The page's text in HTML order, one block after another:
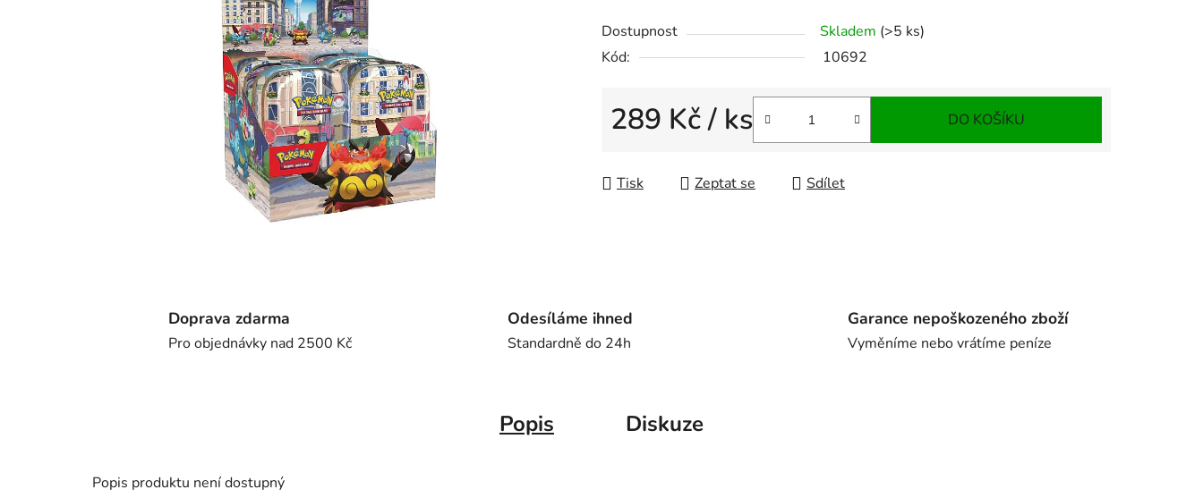
produktu
je
Dostupnost Skladem (>5 ks)
Kód:
10692
289 Kč/ ks DO KOŠÍKU
Tisk Zeptat se Sdílet
Doprava zdarma
Pro objednávky nad 2500 Kč
Odesíláme ihned
Standardně do 24h
Garance nepoškozeného zboží
Vyměníme nebo vrátíme peníze
Popis Diskuze
Popis produktu není dostupný